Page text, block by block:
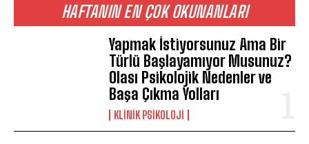
HAFTANIN EN ÇOK OKUNANLARI
Yapmak İstiyorsunuz Ama Bir
Türlü Başlayamıyor Musunuz?
Olası Psikolojik Nedenler ve
Başa Çıkma Yolları
KLINIK PSIKOLOJI